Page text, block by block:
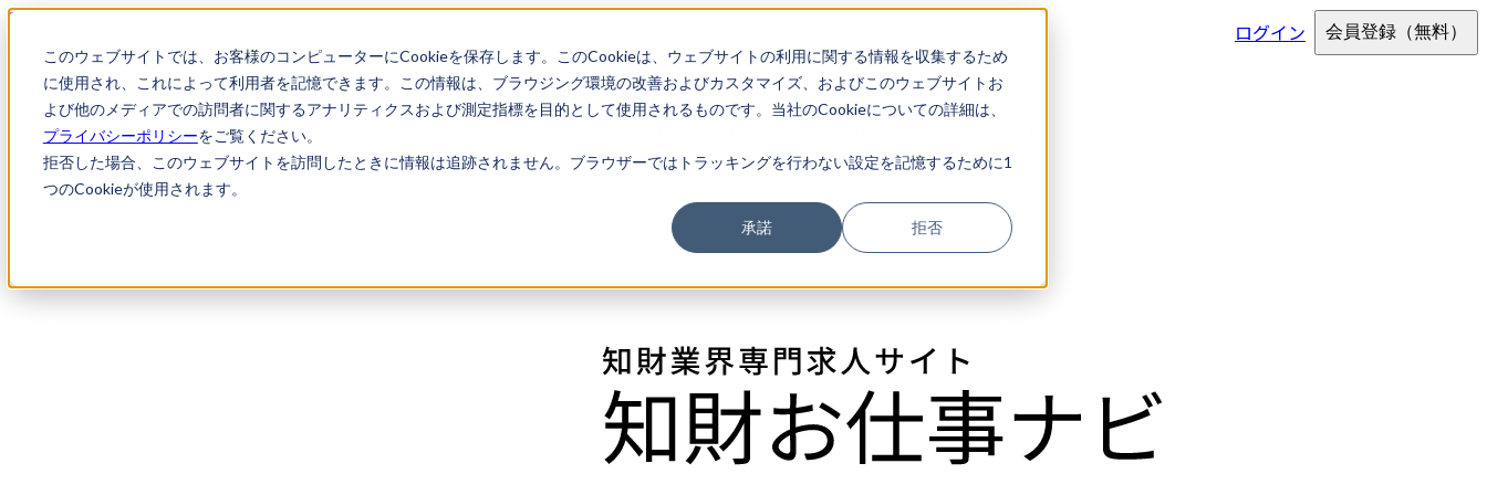
このウェブサイトでは、お客様のコンピューターにCookieを保存します。このCookieは、ウェブサイトの利用に関する情報を収集するため
に使用され、これによって利用者を記憶できます。この情報は、ブラウジング環境の改善およびカスタマイズ、およびこのウェブサイトお
よび他のメディアでの訪問者に関するアナリティクスおよび測定指標を目的として使用されるものです。当社のCookieについての詳細は、
プライバシーポリシーをご覧ください。
拒否した場合、このウェブサイトを訪問したときに情報は追跡されません。ブラウザーではトラッキングを行わない設定を記憶するために1
つのCookieが使用されます。
承諾 拒否
ログイン 会員登録 （無料）
求人検索 【東京都新宿区】特許事務所/外国特許事務員（内外）の求人 ※未経験の方でもご応募いただけます。
【東京都新宿区】特許事務所/外国特許事務員（内外）の求人 ※未経験の方でもご応募いただけます。｜知財転職・知財お仕事ナビ